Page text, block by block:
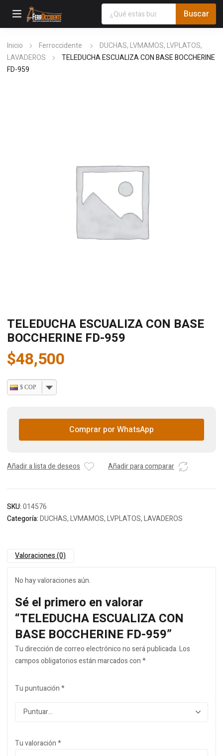
Inicio Ferroccidente
DUCHAS, LVMAMOS, LVPLATOS,
LAVADEROS
TELEDUCHA ESCUALIZA CON BASE BOCCHERINE
FD-959
TELEDUCHA ESCUALIZA CON BASE
BOCCHERINE FD-959
$48,500
$ COP
Comprar por WhatsApp
Añadir a lista de deseos Añadir para comparar
SKU:014576
Categoría:DUCHAS, LVMAMOS, LVPLATOS, LAVADEROS
Valoraciones (0)
No hay valoraciones aún.
Sé el primero en valorar
“TELEDUCHA ESCUALIZA CON
BASE BOCCHERINE FD-959”
Tu dirección de correo electrónico no será publicada.Los
campos obligatorios están marcados con*
Tu puntuación*
Tu valoración*